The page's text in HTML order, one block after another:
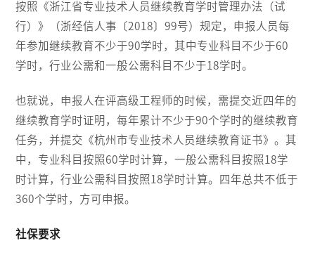
按照《浙江省专业技术人员继续教育学时管理办法（试
行）》（浙经信人事〔2018〕99号）规定，申报人员每
年参加继续教育不少于90学时，其中专业科目不少于60
学时，行业公需和一般公需科目不少于18学时。
也就说，申报人在评高级工程师的时候，需提交近四年的
继续教育学时证明，每年累计不少于90个学时的继续教育
任务，并提交《杭州市专业技术人员继续教育证书》。其
中，专业科目按照60学时计算，一般公需科目按照18学
时计算，行业公需科目按照18学时计算。四年总共不低于
360个学时，方可申报。
社保要求